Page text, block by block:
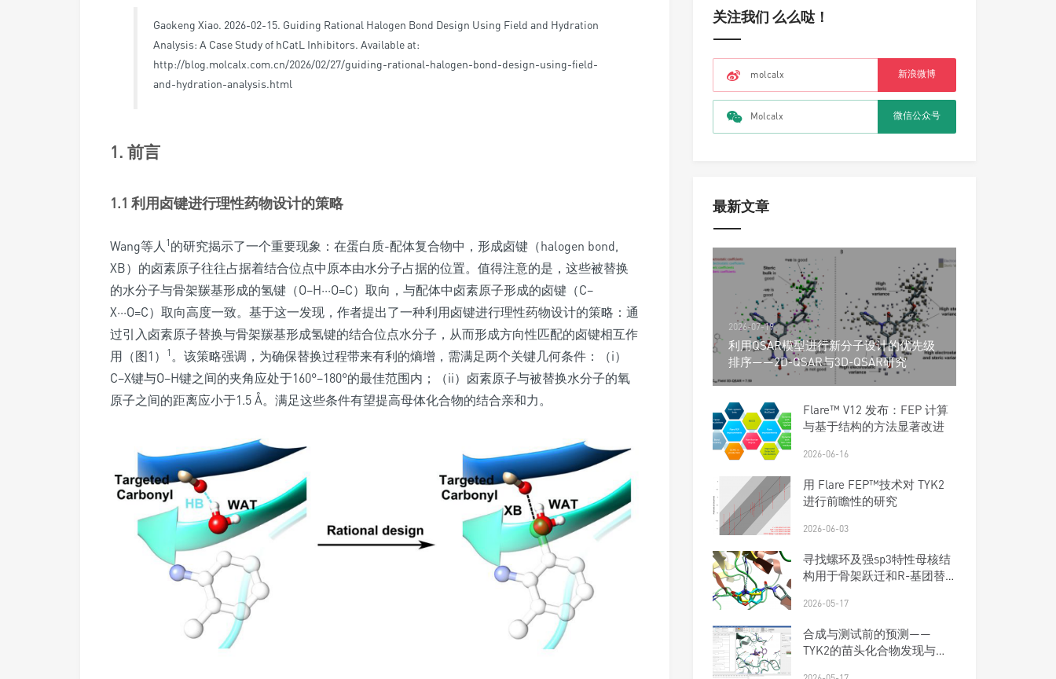
Gaokeng Xiao. 2026-02-15. Guiding Rational Halogen Bond Design Using Field and Hydration
Analysis: A Case Study of hCatL Inhibitors. Available at:
http://blog.molcalx.com.cn/2026/02/27/guiding-rational-halogen-bond-design-using-field-
and-hydration-analysis.html
1. 前言
1.1 利用卤键进行理性药物设计的策略
Wang等人 1 的研究揭示了一个重要现象：在蛋白质-配体复合物中，形成卤键（halogen bond,
XB）的卤素原子往往占据着结合位点中原本由水分子占据的位置。值得注意的是，这些被替换
的水分子与骨架羰基形成的氢键（O–H···O=C）取向，与配体中卤素原子形成的卤键（C–
X···O=C）取向高度一致。基于这一发现，作者提出了一种利用卤键进行理性药物设计的策略：通
过引入卤素原子替换与骨架羰基形成氢键的结合位点水分子，从而形成方向性匹配的卤键相互作
用（图1）
1 。该策略强调，为确保替换过程带来有利的熵增，需满足两个关键几何条件：（i）
C–X键与O–H键之间的夹角应处于160°–180°的最佳范围内；（ii）卤素原子与被替换水分子的氧
原子之间的距离应小于1.5 Å。满足这些条件有望提高母体化合物的结合亲和力。
关注我们 么么哒！
molcalx 新浪微博
Molcalx 微信公众号
最新文章
2026-07-19
利用QSAR模型进行新分子设计的优先级
排序——2D-QSAR与3D-QSAR研究
Flare™ V12 发布：FEP 计算
与基于结构的方法显著改进
2026-06-16
用 Flare FEP™技术对 TYK2
进行前瞻性的研究
2026-06-03
寻找螺环及强sp3特性母核结
构用于骨架跃迁和R-基团替
2026-05-17
合成与测试前的预测——
TYK2的苗头化合物发现与优